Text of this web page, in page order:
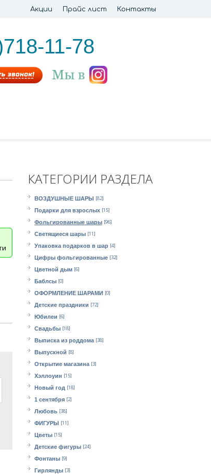
Акции Прайс лист Контакты
11-78
КАТЕГОРИИ РАЗДЕЛА
ВОЗДУШНЫЕ ШАРЫ [82]
Подарки для взрослых [15]
Фольгированные шары [96]
Светящиеся шары [11]
Упаковка подарков в шар [4]
Цифры фольгированные [32]
Цветной дым [6]
Баблсы [0]
ОФОРМЛЕНИЕ ШАРАМИ [0]
Детские праздники [72]
Юбилеи [6]
Свадьбы [18]
Выписка из роддома [38]
Выпускной [8]
Открытие магазина [3]
Хэллоуин [15]
Новый год [18]
1 сентября [2]
Любовь [38]
ФИГУРЫ [11]
Цветы [15]
Детские фигуры [24]
Фонтаны [9]
Гирлянды [3]